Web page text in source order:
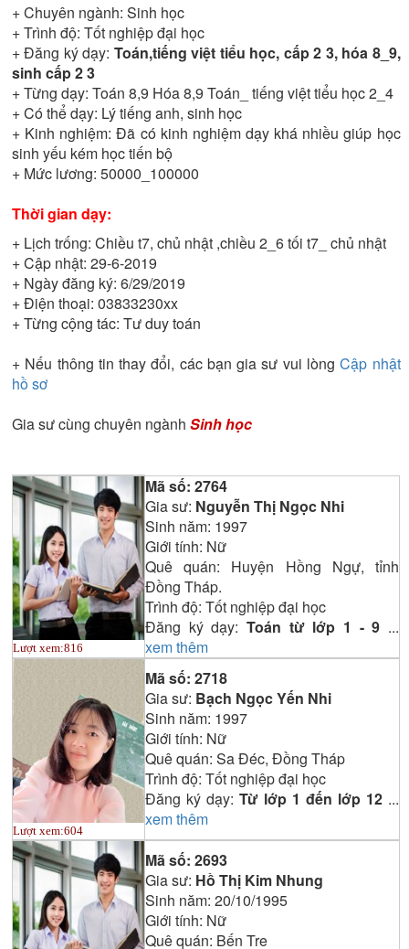
+ Chuyên ngành: Sinh học
+ Trình độ: Tốt nghiệp đại học
+ Đăng ký dạy: Toán,tiếng việt tiểu học, cấp 2 3, hóa 8_9,
sinh cấp 2 3
+ Từng dạy: Toán 8,9 Hóa 8,9 Toán_ tiếng việt tiểu học 2_4
+ Có thể dạy: Lý tiếng anh, sinh học
+ Kinh nghiệm:Đã có kinh nghiệm dạy khá nhiều giúp học
sinh yếu kém học tiến bộ
+ Mức lương: 50000_100000
Thời gian dạy:
+ Lịch trống: Chiều t7, chủ nhật ,chiều 2_6 tối t7_ chủ nhật
+ Cập nhật: 29-6-2019
+ Ngày đăng ký: 6/29/2019
+ Điện thoại: 03833230xx
+ Từng cộng tác: Tư duy toán
+ Nếu thông tin thay đổi, các bạn gia sư vui lòngCập nhật
hồ sơ
Gia sư cùng chuyên ngành Sinh học
Lượt xem:816
Mã số: 2764
Gia sư: Nguyễn Thị Ngọc Nhi
Sinh năm: 1997
Giới tính: Nữ
Quê quán: Huyện Hồng Ngự, tỉnh
Đồng Tháp.
Trình độ: Tốt nghiệp đại học
Đăng ký dạy: Toán từ lớp 1 - 9 ...
xem thêm
Lượt xem:604
Mã số: 2718
Gia sư: Bạch Ngọc Yến Nhi
Sinh năm: 1997
Giới tính: Nữ
Quê quán: Sa Đéc, Đồng Tháp
Trình độ: Tốt nghiệp đại học
Đăng ký dạy: Từ lớp 1 đến lớp 12 ...
xem thêm
Mã số: 2693
Gia sư: Hồ Thị Kim Nhung
Sinh năm: 20/10/1995
Giới tính: Nữ
Quê quán: Bến Tre